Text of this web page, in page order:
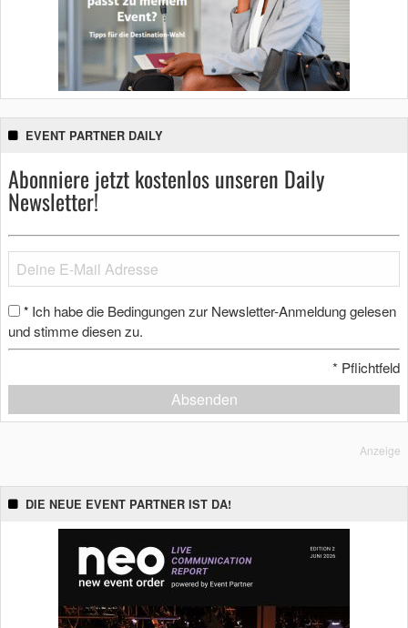
EVENT PARTNER DAILY
Abonniere jetzt kostenlos unseren Daily
Newsletter!
* Ich habe die Bedingungen zur Newsletter-Anmeldung gelesen
und stimme diesen zu.
* Pflichtfeld
Absenden
Anzeige
DIE NEUE EVENT PARTNER IST DA!